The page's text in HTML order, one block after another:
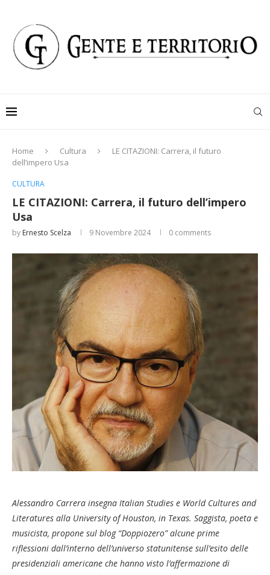
Home Cultura
LE CITAZIONI: Carrera, il futuro
dell’impero Usa
CULTURA
LE CITAZIONI: Carrera, il futuro dell’impero
Usa
by Ernesto Scelza 9 Novembre 2024 0 comments
Alessandro Carrera insegna Italian Studies e World Cultures and
Literatures alla University of Houston, in Texas. Saggista, poeta e
musicista, propone sul blog “Doppiozero” alcune prime
riflessioni dall’interno dell’universo statunitense sull’esito delle
presidenziali americane che hanno visto l’affermazione di